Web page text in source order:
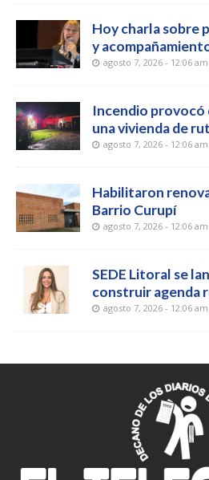
Hoy charla sobre
y
agosto 7, 2026 - 12:06 am
Incendio provocó
una vivienda de
agosto 7, 2026 - 12:06 am
Habilitaron
Barrio Curupí
agosto 7, 2026 - 12:06 am
SEDE Litoral se
construir agenda
agosto 7, 2026 - 12:06 am